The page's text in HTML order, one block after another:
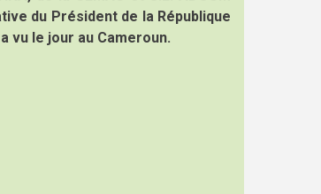
du Président de la République
vu le jour au Cameroun.